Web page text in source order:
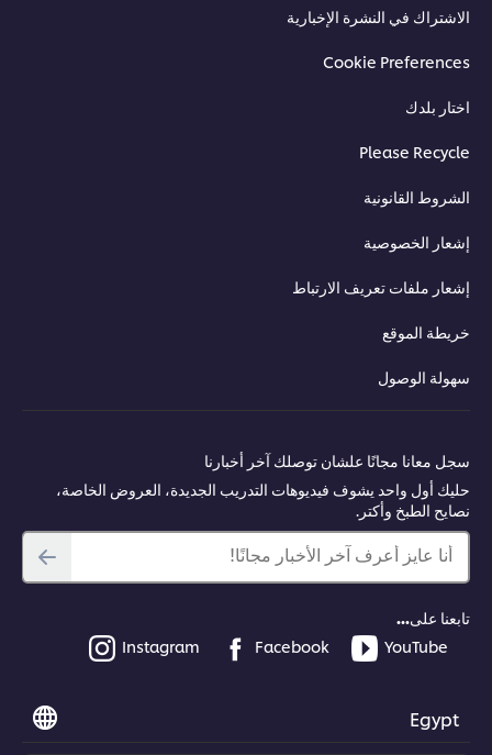
الاشتراك في النشرة الإخبارية
Cookie Preferences
اختار بلدك
Please Recycle
الشروط القانونية
إشعار الخصوصية
إشعار ملفات تعريف الارتباط
خريطة الموقع
سهولة الوصول
سجل معانا مجانًا علشان توصلك آخر أخبارنا
حليك أول واحد يشوف فيديوهات التدريب الجديدة، العروض الخاصة،
نصايح الطبخ وأكتر.
أنا عايز أعرف آخر الأخبار مجانًا!
تابعنا على...
YouTube
Facebook
Instagram
Egypt